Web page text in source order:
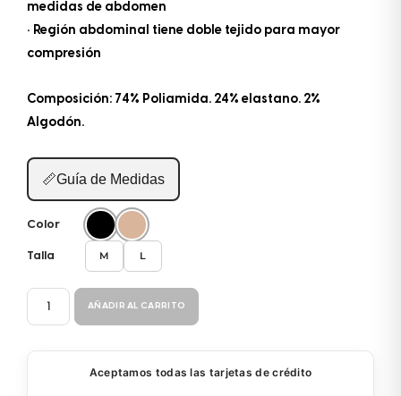
medidas de abdomen
• Región abdominal tiene doble tejido para mayor
compresión
Composición: 74% Poliamida. 24% elastano. 2%
Algodón.
📏Guía de Medidas
Color
Talla M L
BERMUDA
CONTROL
cantidad
AÑADIR AL CARRITO
Aceptamos todas las tarjetas de crédito